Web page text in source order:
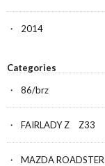
2014
Categories
86/brz
FAIRLADY Z Z33
MAZDA ROADSTER